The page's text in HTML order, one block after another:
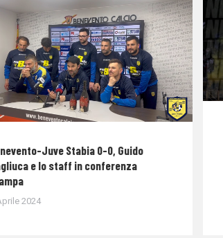
Juve Stabia 0-0, Guido
e lo staff in conferenza
2024